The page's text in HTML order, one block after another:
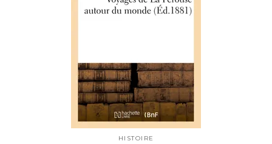
HISTOIRE